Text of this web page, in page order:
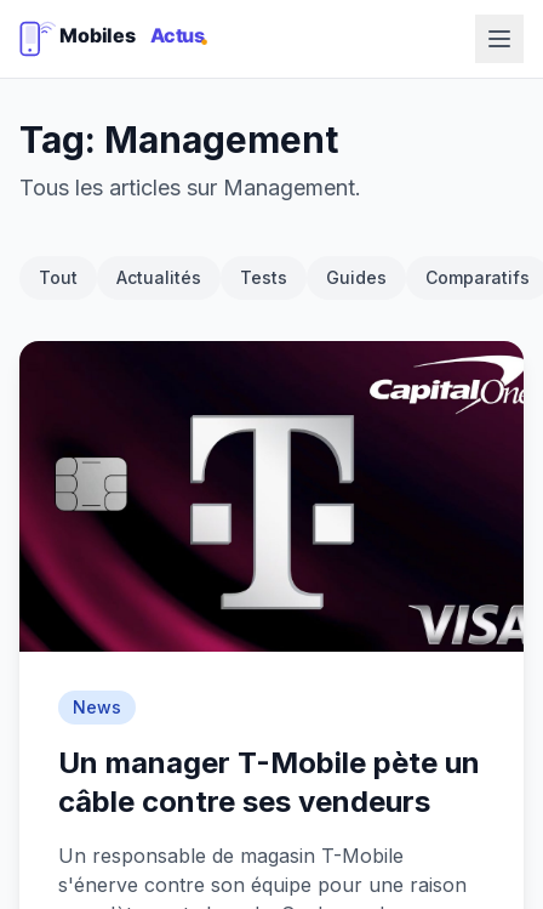
Tag: Management
Tous les articles sur Management.
Tout Actualités Tests Guides Comparatifs
News
Un manager T-Mobile pète un
câble contre ses vendeurs
Un responsable de magasin T-Mobile
s'énerve contre son équipe pour une raison